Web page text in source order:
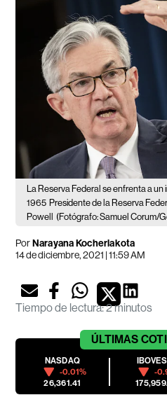
La Reserva Federal se enfrenta a
1965 Presidente de la Reserva
Powell
(Fotógrafo: Samuel Corum/
PorNarayana Kocherlakota
14 de diciembre, 2021 | 11:59 AM
Tiempo de lectura:2 minutos
ÚLTIMAS
NASDAQ
-0.01%
26,361.41
-